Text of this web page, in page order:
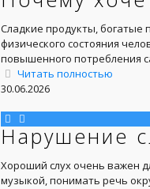
Сладкие продукты, богатые
физического состояния
повышенного потребления
Читать полностью
30.06.2026
Нарушение
Хороший слух очень важен
музыкой, понимать речь